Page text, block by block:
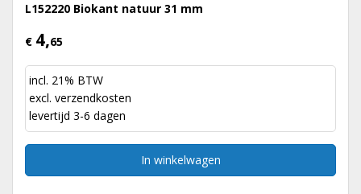
L152220 Biokant natuur 31 mm
€ 4,65
incl. 21% BTW
excl. verzendkosten
levertijd 3-6 dagen
In winkelwagen